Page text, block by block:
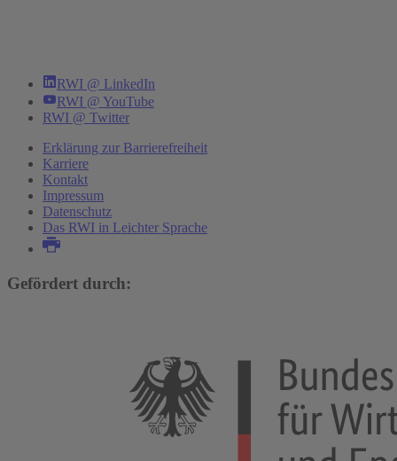
RWI @ LinkedIn
RWI @ YouTube
RWI @ Twitter
Erklärung zur Barrierefreiheit
Karriere
Kontakt
Impressum
Datenschutz
Das RWI in Leichter Sprache
Gefördert durch: